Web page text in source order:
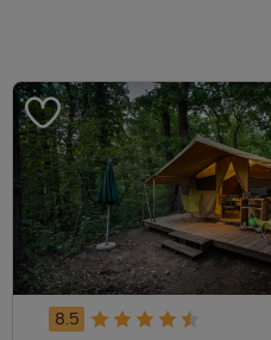
8.5